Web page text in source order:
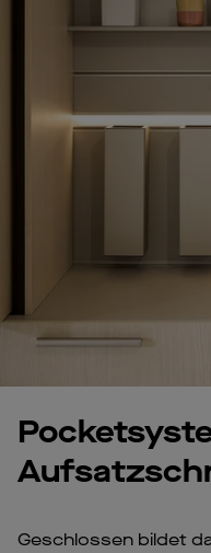
Geschlossen bildet